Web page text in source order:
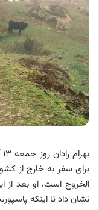
برای سفر به خارج از
الخروج است، او بعد
نشان داد تا اینکه